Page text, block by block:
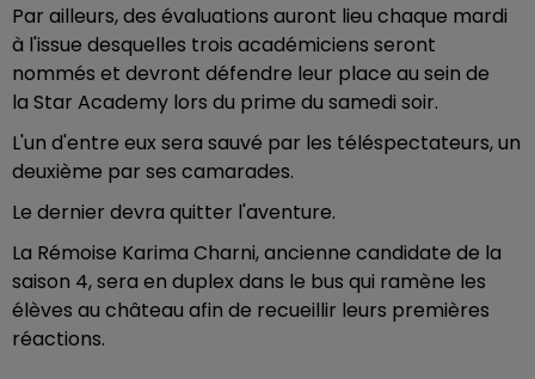
Par ailleurs, des évaluations auront lieu chaque mardi
à l'issue desquelles trois académiciens seront
nommés et devront défendre leur place au sein de
la Star Academy lors du prime du samedi soir.
L'un d'entre eux sera sauvé par les téléspectateurs, un
deuxième par ses camarades.
Le dernier devra quitter l'aventure.
La Rémoise Karima Charni, ancienne candidate de la
saison 4, sera en duplex dans le bus qui ramène les
élèves au château afin de recueillir leurs premières
réactions.